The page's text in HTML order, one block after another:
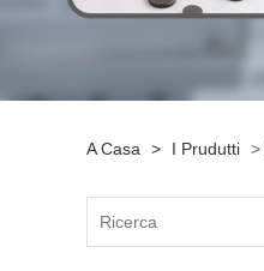
A Casa > I Prudutti >